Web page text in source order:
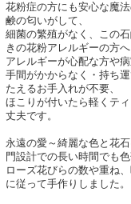
花粉症の方にも安心な魔
鹸の匂いがして、
細菌の繁殖がなく、この
きの花粉アレルギーの方へ
アレルギーが心配な方や
手間がかからなく・持ち
たえるお手入れが不要、
ほこりが付いたら軽くテ
丈夫です。
永遠の愛～綺麗な色と花
門設計での長い時間でも
ローズ花びらの数や重ね
に従って手作りしました。